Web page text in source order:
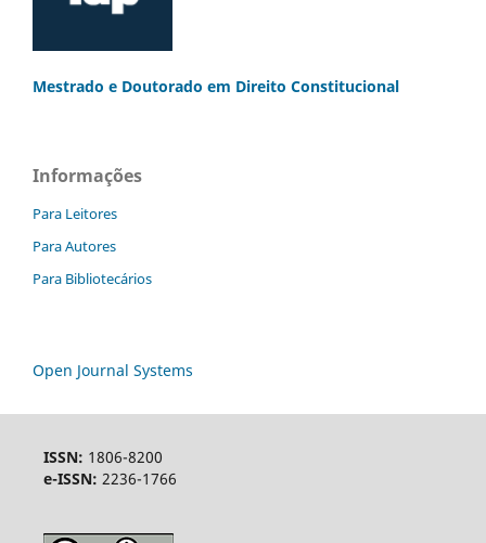
Mestrado e Doutorado em Direito Constitucional
Informações
Para Leitores
Para Autores
Para Bibliotecários
Open Journal Systems
ISSN: 1806-8200
e-ISSN: 2236-1766